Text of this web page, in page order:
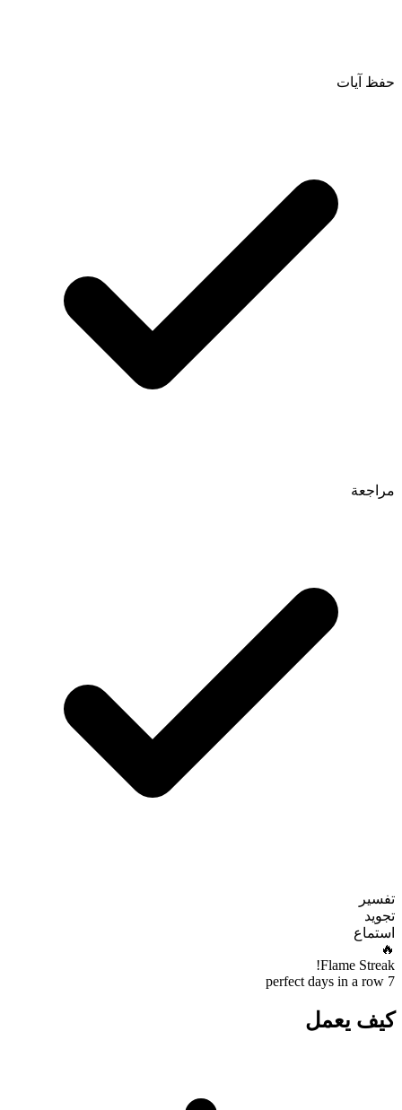
حفظ آيات
مراجعة
تفسير
تجويد
استماع
🔥
Flame Streak!
7 perfect days in a row
كيف يعمل